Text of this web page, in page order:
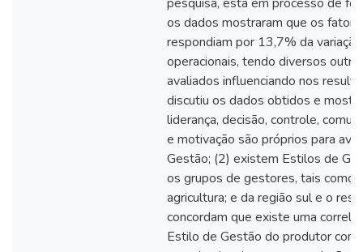
os dados mostraram que os
respondiam por 13,7% da
operacionais, tendo diversos
avaliados influenciando nos
discutiu os dados obtidos e
liderança, decisão, controle,
e motivação são próprios para
Gestão; (2) existem Estilos de
os grupos de gestores, tais como
agricultura; e da região sul e o
concordam que existe uma
Estilo de Gestão do produtor